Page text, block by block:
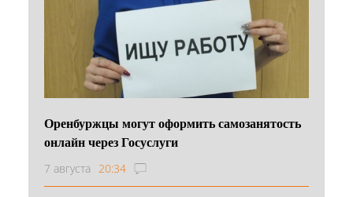
Оренбуржцы могут оформить самозанятость
онлайн через Госуслуги
7 августа 20:34